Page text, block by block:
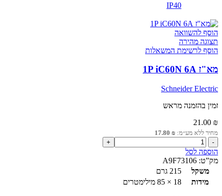
IP40
הוסף להשוואה
תצוגה מהירה
הוסף לרשימת המשאלות
מא"ז 1P iC60N 6A
Schneider Electric
זמין בהזמנה מראש
21.00 ₪
מחיר ללא מע״מ: 17.80 ₪
כמות
של
מא"ז
1P
iC60N
6A
הוספה לסל
מק”ט: A9F73106
משקל
215 גרם
מידות
18 × 85 מילימטרים